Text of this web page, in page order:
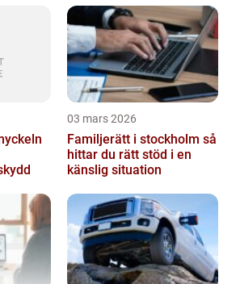
03 mars 2026
Familjerätt i stockholm så
hittar du rätt stöd i en
känslig situation